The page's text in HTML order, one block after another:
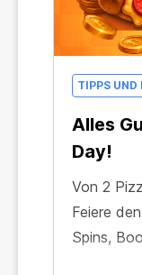
TIPPS UND
Alles
Day!
Von 2
Feiere
Spins,